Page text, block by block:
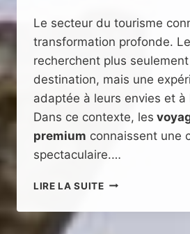
Le secteur du tourisme
transformation profonde.
recherchent plus
destination, mais une
adaptée à leurs envies et à
Dans ce contexte, les
premium connaissent une
spectaculaire.…
LIRE LA SUITELE
DES